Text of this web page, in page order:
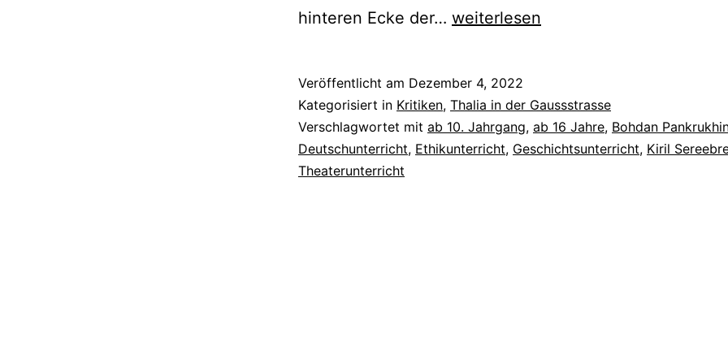
hinteren Ecke der… Der
weiterlesen
Veröffentlicht am Dezember 4, 2022
Kategorisiert in Kritiken, Thalia in der Gaussstrasse
Verschlagwortet mit ab 10. Jahrgang, ab 16 Jahre, Bohdan
Deutschunterricht, Ethikunterricht, Geschichtsunterricht, Kiril
Theaterunterricht